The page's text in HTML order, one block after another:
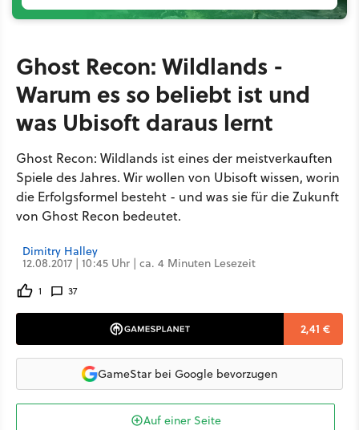
Ghost Recon: Wildlands -
Warum es so beliebt ist und
was Ubisoft daraus lernt
Ghost Recon: Wildlands ist eines der meistverkauften
Spiele des Jahres. Wir wollen von Ubisoft wissen, worin
die Erfolgsformel besteht - und was sie für die Zukunft
von Ghost Recon bedeutet.
Dimitry Halley
12.08.2017 | 10:45 Uhr | ca. 4 Minuten Lesezeit
1 37
2,41 €
GameStar bei Google bevorzugen
Auf einer Seite